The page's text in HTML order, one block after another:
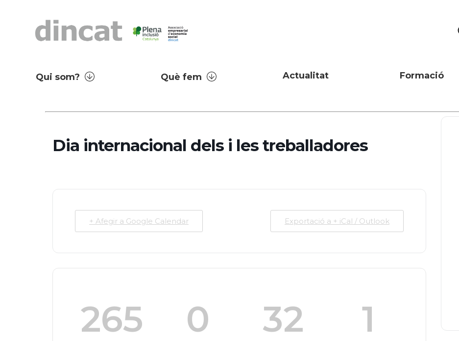
Qui som? Què fem Actualitat Formació
Dia internacional dels i les treballadores
+ Afegir a Google Calendar Exportació a + iCal / Outlook
265 0 32 1